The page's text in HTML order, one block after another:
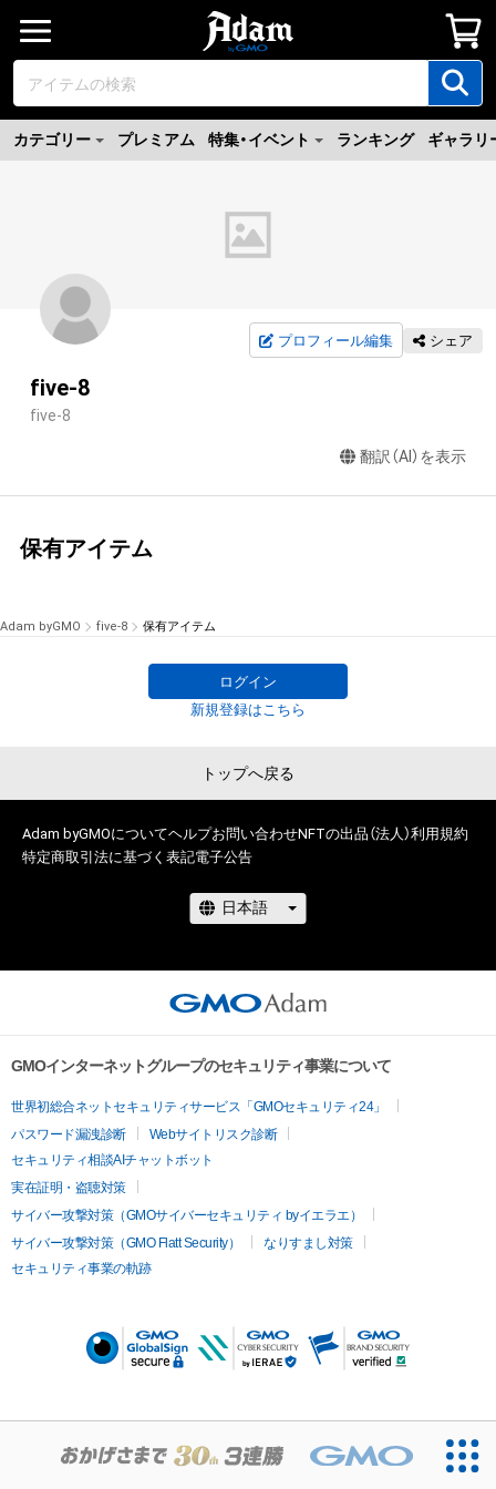
カテゴリー プレミアム 特集・イベント ランキング ギャラリ
プロフィール編集 シェア
five-8
five-8
翻訳（AI）を表示
保有アイテム
Adam byGMO five-8 保有アイテム
ログイン
新規登録はこちら
トップへ戻る
Adam byGMOについてヘルプお問い合わせNFTの出品（法人）利用規約
特定商取引法に基づく表記電子公告
GMOインターネットグループのセキュリティ事業について
世界初総合ネットセキュリティサービス「GMOセキュリティ24」
パスワード漏洩診断
Webサイトリスク診断
セキュリティ相談AIチャットボット
実在証明・盗聴対策
サイバー攻撃対策（GMOサイバーセキュリティ byイエラエ）
サイバー攻撃対策（GMO Flatt Security）
なりすまし対策
セキュリティ事業の軌跡